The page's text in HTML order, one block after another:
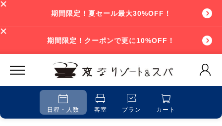
期間限定！夏セール最大30%OFF！
期間限定！クーポンで更に10%OFF！
日程・人数 客室 プラン カート